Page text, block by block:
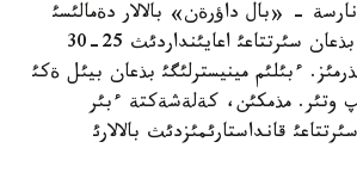
- «بال داؤرةن» بالالار دةمالئسئ
جايئندا. ءبئز جئلدا بذعان سئرتتاعئ اعايئنداردئث 25-30
ءبئلئم مينيسترلئگئ بذعان بيئل ةكئ
وتئر. مذمكئن، كةلةشةكتة ءبئر
قانداستارئمئزدئث بالالارئ